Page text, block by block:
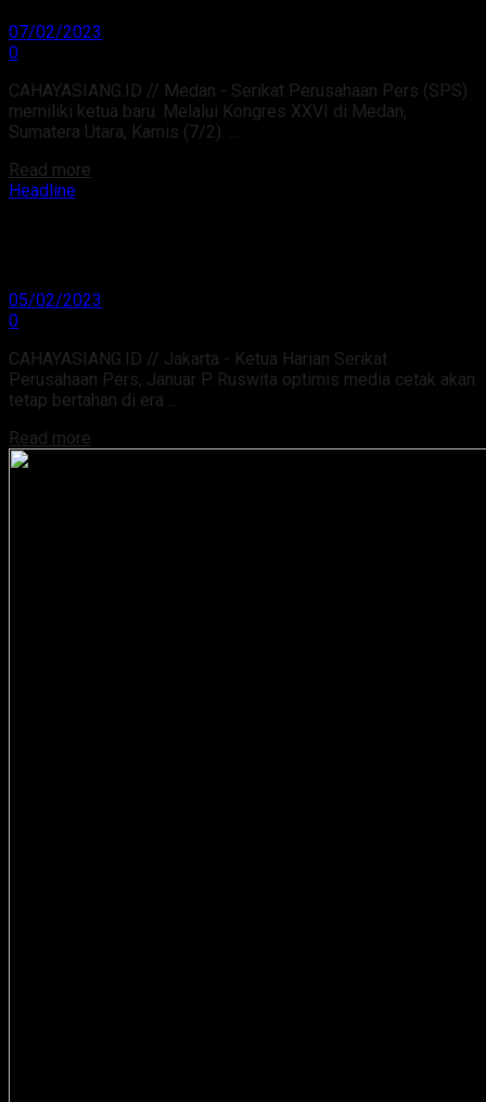
07/02/2023
0
CAHAYASIANG.ID // Medan - Serikat Perusahaan Pers (SPS)
memiliki ketua baru. Melalui Kongres XXVI di Medan,
Sumatera Utara, Kamis (7/2). ...
Read more
Headline
05/02/2023
0
CAHAYASIANG.ID // Jakarta - Ketua Harian Serikat
Perusahaan Pers, Januar P. Ruswita optimis media cetak akan
tetap bertahan di era ...
Read more